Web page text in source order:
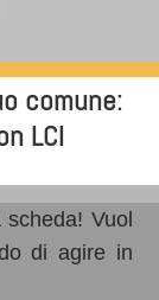
comune:
LCI
Vuol
di agire in